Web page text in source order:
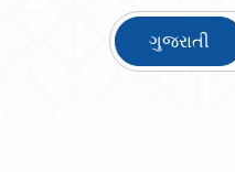
ગુજરાતી